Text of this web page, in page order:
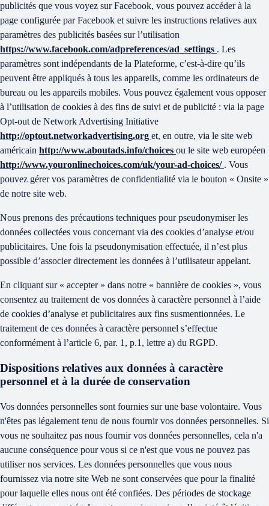
publicités que vous voyez sur Facebook, vous pouvez accéder à la
page configurée par Facebook et suivre les instructions relatives aux
paramètres des publicités basées sur l’utilisation
https://www.facebook.com/adpreferences/ad_settings . Les
paramètres sont indépendants de la Plateforme, c’est-à-dire qu’ils
peuvent être appliqués à tous les appareils, comme les ordinateurs de
bureau ou les appareils mobiles. Vous pouvez également vous opposer
à l’utilisation de cookies à des fins de suivi et de publicité : via la page
Opt-out de Network Advertising Initiative
http://optout.networkadvertising.org et, en outre, via le site web
américain http://www.aboutads.info/choices ou le site web européen
http://www.youronlinechoices.com/uk/your-ad-choices/ . Vous
pouvez gérer vos paramètres de confidentialité via le bouton « Onsite »
de notre site web.
Nous prenons des précautions techniques pour pseudonymiser les
données collectées vous concernant via des cookies d’analyse et/ou
publicitaires. Une fois la pseudonymisation effectuée, il n’est plus
possible d’associer directement les données à l’utilisateur appelant.
En cliquant sur « accepter » dans notre « bannière de cookies », vous
consentez au traitement de vos données à caractère personnel à l’aide
de cookies d’analyse et publicitaires aux fins susmentionnées. Le
traitement de ces données à caractère personnel s’effectue
conformément à l’article 6, par. 1, p.1, lettre a) du RGPD.
Dispositions relatives aux données à caractère
personnel et à la durée de conservation
Vos données personnelles sont fournies sur une base volontaire. Vous
n'êtes pas légalement tenu de nous fournir vos données personnelles. Si
vous ne souhaitez pas nous fournir vos données personnelles, cela n'a
aucune conséquence pour vous si ce n'est que vous ne pouvez pas
utiliser nos services. Les données personnelles que vous nous
fournissez via notre site Web ne sont conservées que pour la finalité
pour laquelle elles nous ont été confiées. Des périodes de stockage